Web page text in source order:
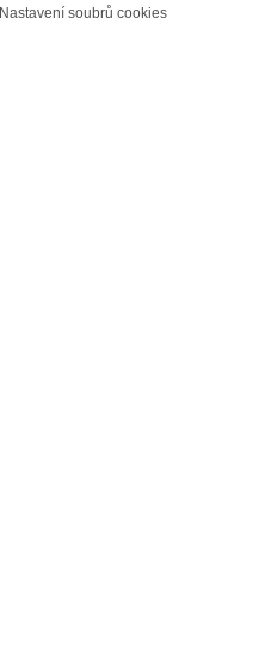
Nastavení soubrů cookies